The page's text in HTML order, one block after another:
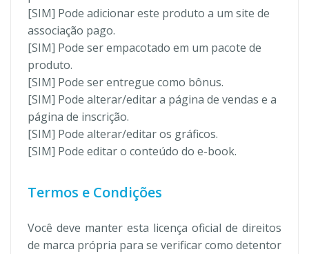
[SIM] Pode adicionar este produto a um site de
associação pago.
[SIM] Pode ser empacotado em um pacote de
produto.
[SIM] Pode ser entregue como bônus.
[SIM] Pode alterar/editar a página de vendas e a
página de inscrição.
[SIM] Pode alterar/editar os gráficos.
[SIM] Pode editar o conteúdo do e-book.
Termos e Condições
Você deve manter esta licença oficial de direitos
de marca própria para se verificar como detentor